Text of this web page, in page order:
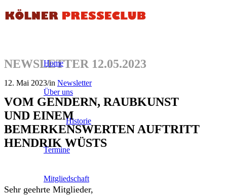
Home
Über uns
Historie
Termine
Mitgliedschaft
NEWSLETTER 12.05.2023
12. Mai 2023/in Newsletter
VOM GENDERN, RAUBKUNST
UND EINEM
BEMERKENSWERTEN AUFTRITT
HENDRIK WÜSTS
Sehr geehrte Mitglieder,